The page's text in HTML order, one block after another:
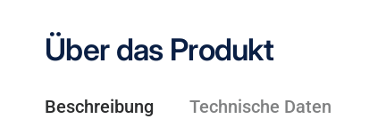
Über das Produkt
Beschreibung Technische Daten